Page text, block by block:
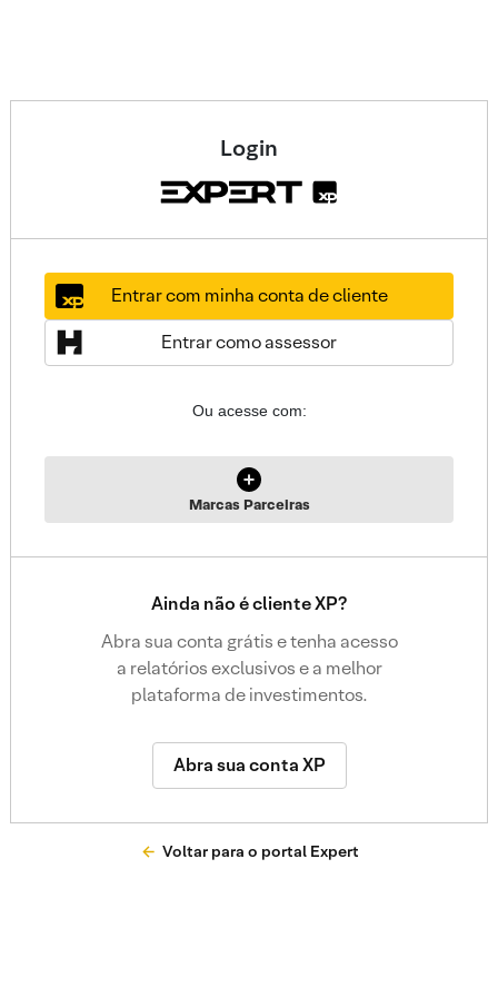
Login
Entrar com minha conta de cliente
Entrar como assessor
Ou acesse com:
Marcas Parceiras
Ainda não é cliente XP?
Abra sua conta grátis e tenha acesso
a relatórios exclusivos e a melhor
plataforma de investimentos.
Abra sua conta XP
Voltar para o portal Expert